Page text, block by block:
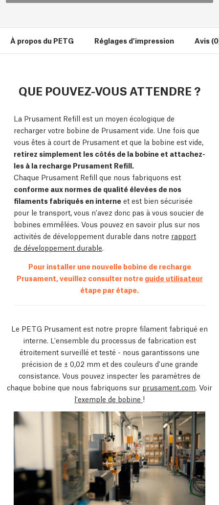
À propos du PETG Réglages d'impression Avis
QUE POUVEZ-VOUS ATTENDRE ?
La Prusament Refill est un moyen écologique de
recharger votre bobine de Prusament vide. Une fois que
vous êtes à court de Prusament et que la bobine est vide,
retirez simplement les côtés de la bobine et attachez-
les à la recharge Prusament Refill.
Chaque Prusament Refill que nous fabriquons est
conforme aux normes de qualité élevées de nos
filaments fabriqués en interne et est bien sécurisée
pour le transport, vous n'avez donc pas à vous soucier de
bobines emmêlées. Vous pouvez en savoir plus sur nos
activités de développement durable dans notre rapport
de développement durable.
Pour installer une nouvelle bobine de recharge
Prusament, veuillez consulter notre guide utilisateur
étape par étape.
Le PETG Prusament est notre propre filament fabriqué en
interne. L'ensemble du processus de fabrication est
étroitement surveillé et testé - nous garantissons une
précision de ± 0,02 mm et des couleurs d'une grande
consistance. Vous pouvez inspecter les paramètres de
chaque bobine que nous fabriquons sur prusament.com. Voir
l'exemple de bobine !